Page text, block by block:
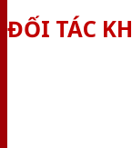
ĐỐI TÁC